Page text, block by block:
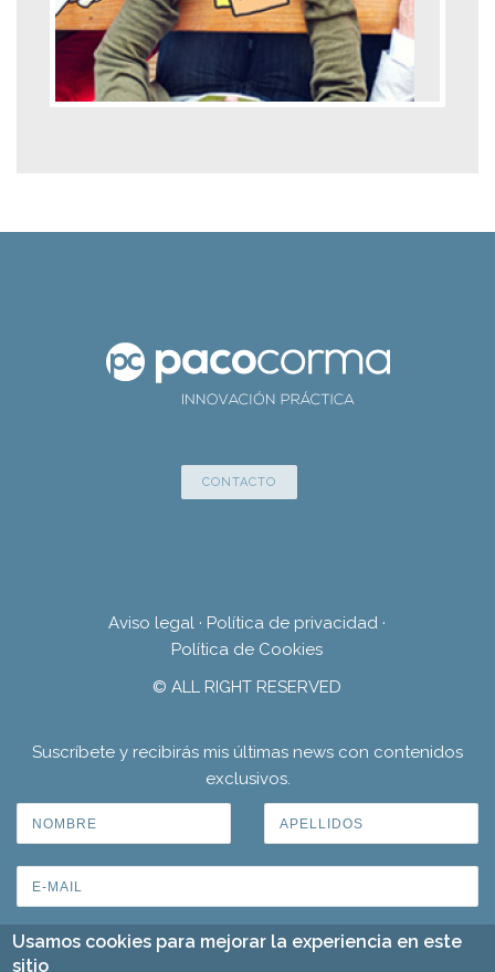
CONTACTO
Aviso legal · Política de privacidad ·
Política de Cookies
© ALL RIGHT RESERVED
Suscríbete y recibirás mis últimas news con contenidos
exclusivos.
Usamos cookies para mejorar la experiencia en este
sitio